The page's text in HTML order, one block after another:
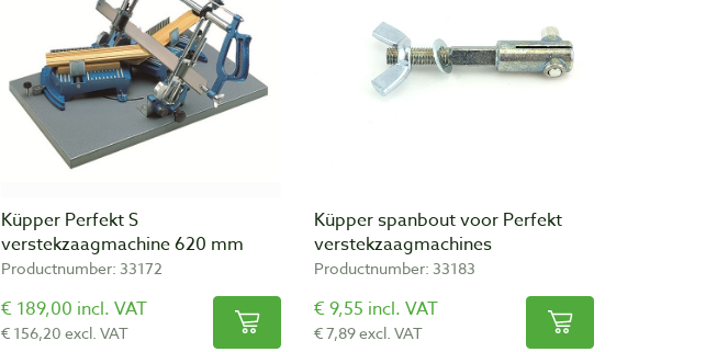
Küpper Perfekt S
verstekzaagmachine 620 mm
Productnumber: 33172
€ 189,00 incl. VAT
€ 156,20 excl. VAT
Küpper spanbout voor Perfekt
verstekzaagmachines
Productnumber: 33183
€ 9,55 incl. VAT
€ 7,89 excl. VAT